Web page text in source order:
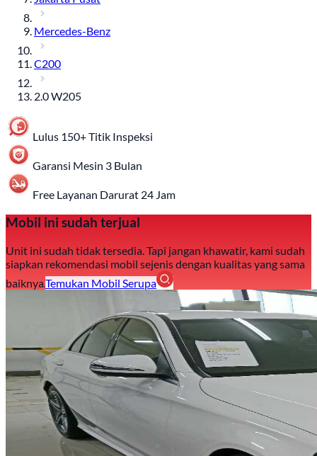
Mercedes-Benz
C200
2.0 W205
Lulus 150+ Titik Inspeksi
Garansi Mesin 3 Bulan
Free Layanan Darurat 24 Jam
Mobil ini sudah terjual
Unit ini sudah tidak tersedia. Tapi jangan khawatir, kami sudah
siapkan rekomendasi mobil sejenis dengan kualitas yang sama
baiknya.Temukan Mobil Serupa